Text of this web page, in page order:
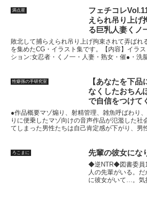
パイズリで優しく包み込み、最後は再びフェラも交え
口で受け止めて、飲み込んでくれる。（お掃除
ート、パイズリ、パイズリフェラ、口内射精、
一人でぴゅっぴゅしてなさい！（再生時間
これで終了かと、みやちと話をしていると、流
に。 するとついつい勃起してしまい、みやちがそれに嫉妬してしま
う……。 一人でぴゅっぴゅしてなさい、とオナホで自慰を命令され
舐め、乳首ローター、射精）トラック5:めいっ
（再生時間 14:41、射精時間 11:20） 最後はめいっぱい甘やかしてあ
げると言って、対面座位から顔面パイズリ。 赤ちゃん言葉であやし
ながら、ディープキスに移行して、さらに甘々エッチ
やちに催促されて同時絶頂。 また甘えに来てくれるよね？ と、約束
する。 （囁き、甘やかし、顔面パイズリ、キス、ディープキス、対
面座位、生ハメ、中出し）◯スタッフ制作:いぬ
イノーラルスタジオ◯サウンドエフェクトや効
「色んな効果音集100」C-LoveRVoiceBloom 作品に対する希望や改
善点、その他ご意見などはTwitterよりご連絡く
妻の現在と過去の
いただきます。1〜
ので、本作品のみ
ます。
-----------●本編47ペ
ル●陰毛差分あり
な俺ひとりだけ。しかし死にたくない美少女た
気にさせ、指令を達成しようとしてくる。遅漏
無事にゴールまで辿り着き、彼女たちを救え
モブ男子が学園の美少女たちと、様々なシチュ
り越えていく、危険でエロティックなデスゲー
傾向】・エロ7割:ストーリー3割 ・この物語の展開:けっこうシリア
ス、ハッピーエンド【販売内容物】1:JPEG版 137P【作品説明】・
ルカラー漫画◇【主なプレイ内容】・3人の女
3人の女子校生に奉仕させる◇※この作品はフ
の描写に犯罪行為を助長させる意図はなく、実
は一切関係ありません。※この作品の登場人物
本作はAIで生成したイラストに加筆・修正し
トの特性上、矛盾した状況（服装や髪型・体型
で、ご了承ください。
満点星
フェチコレ
えられ吊り上げ
る巨乳人妻くノ
【枚数250枚】
敗北して捕らえられ吊り上げ拘束されて弄ばれ
を集めたCG・イラスト集です。【内容】イラ
ション:女忍者・くノ一・人妻・熟女・催●・洗
束・DID・監禁・辱め・爆乳・巨乳など※サン
※構図が多少違和感がある画像も含まれます
性癖孫の手研究室
【あなたを下
なくしたおちん
で自信をつけて
ースワーカーさ
●作品概要マゾ煽り、射精管理、雑魚呼ばわり
りに便乗したマゾ向けの音声作品が氾濫した社
てしまった男性たちは自己肯定感が下がり、男
生活でも「自分なんてどうせ女性を満足させら
だ・・・」とネガティブ思考が先行し、現実の
てしまう「自己肯定欠乏症」が、異性との婚姻
きおこし、無視できない社会問題になっていた
して、各自治体に「自己肯定再生法」を施行。
悩む男性に「おちんぽケースワーカー」が訪問
行います。しぼみきってしまったあなたの自己
ろこまに 先輩の彼女にな
◆逆NTR◆図書委員
人の先輩がいる。
に彼女がいて…。気
舞菜は、大胆な行
前で服を脱ぎ、自